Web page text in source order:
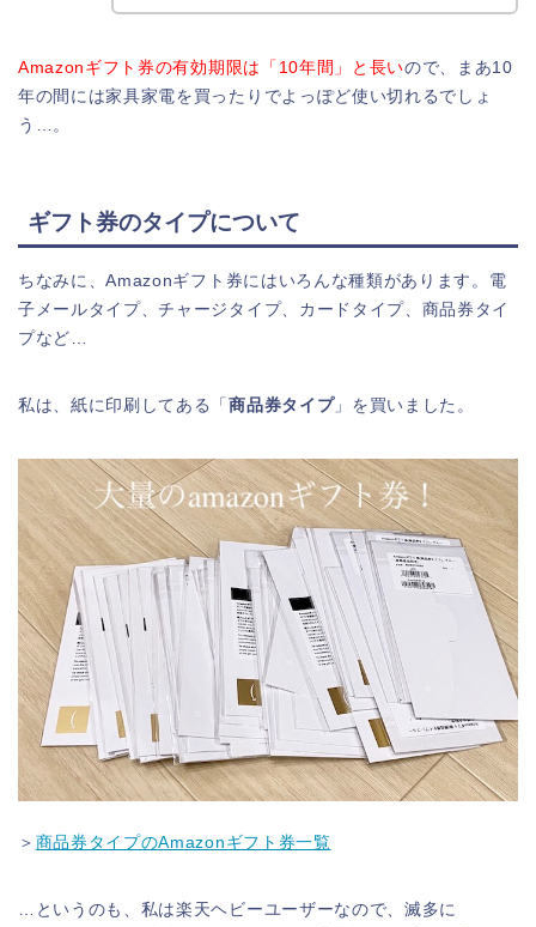
Amazonギフト券の有効期限は「10年間」と長いので、まあ10
年の間には家具家電を買ったりでよっぽど使い切れるでしょ
う…。
ギフト券のタイプについて
ちなみに、Amazonギフト券にはいろんな種類があります。電
子メールタイプ、チャージタイプ、カードタイプ、商品券タイ
プなど…
私は、紙に印刷してある「商品券タイプ」を買いました。
＞ 商品券タイプのAmazonギフト券一覧
…というのも、私は楽天ヘビーユーザーなので、滅多に